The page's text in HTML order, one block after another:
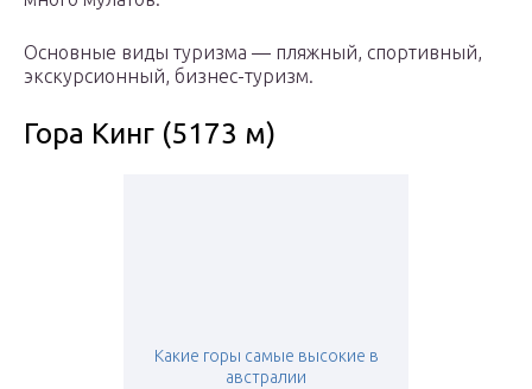
Основные виды туризма — пляжный, спортивный,
экскурсионный, бизнес-туризм.
Гора Кинг (5173 м)
Какие горы самые высокие в
австралии